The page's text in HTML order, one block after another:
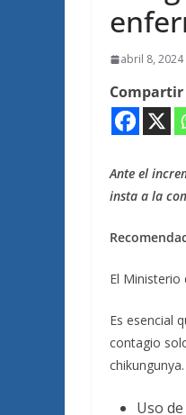
abril 8, 2024
Compartir
Ante el
insta a la
El Ministerio
Es esencial
contagio
Uso